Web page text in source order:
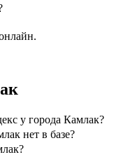
у города Камлак?
нет в базе?